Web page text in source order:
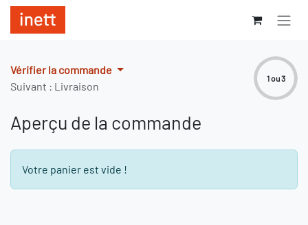
Se rendre au contenu
Vérifier la commande
Suivant : Livraison
1 ou 3
Aperçu de la commande
Votre panier est vide !